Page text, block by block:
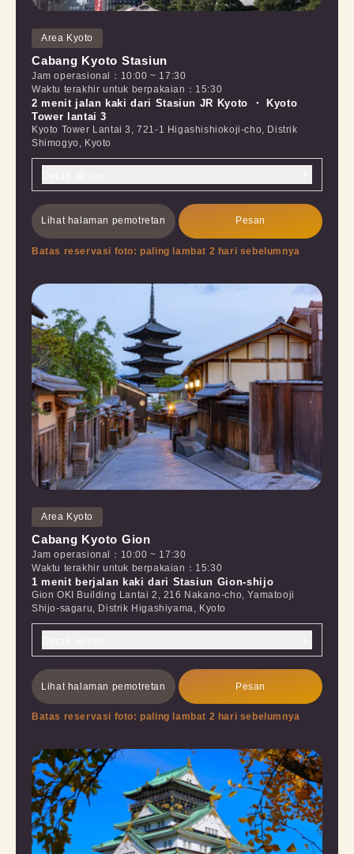
Area Kyoto
Cabang Kyoto Stasiun
Jam operasional ： 10:00 ~ 17:30
Waktu terakhir untuk berpakaian ： 15:30
2 menit jalan kaki dari Stasiun JR Kyoto ・ Kyoto
Tower lantai 3
Kyoto Tower Lantai 3, 721-1 Higashishiokoji-cho, Distrik
Shimogyo, Kyoto
Lihat halaman pemotretan Pesan
Batas reservasi foto: paling lambat 2 hari sebelumnya
Area Kyoto
Cabang Kyoto Gion
Jam operasional ： 10:00 ~ 17:30
Waktu terakhir untuk berpakaian ： 15:30
1 menit berjalan kaki dari Stasiun Gion-shijo
Gion OKI Building Lantai 2, 216 Nakano-cho, Yamatooji
Shijo-sagaru, Distrik Higashiyama, Kyoto
Lihat halaman pemotretan Pesan
Batas reservasi foto: paling lambat 2 hari sebelumnya